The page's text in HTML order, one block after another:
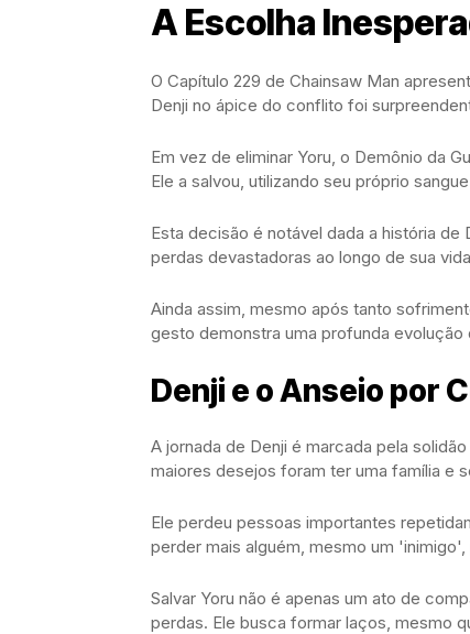
A Escolha
O Capítulo 229 de Chainsaw Man
Denji no ápice do conflito foi
Em vez de eliminar Yoru, o Demônio da
Ele a salvou, utilizando seu próprio
Esta decisão é notável dada a história
perdas devastadoras ao longo de sua
Ainda assim, mesmo após tanto
gesto demonstra uma profunda evolução
Denji e o Anseio por
A jornada de Denji é marcada pela
maiores desejos foram ter uma família e
Ele perdeu pessoas importantes
perder mais alguém, mesmo um
Salvar Yoru não é apenas um ato de
perdas. Ele busca formar laços, mesmo